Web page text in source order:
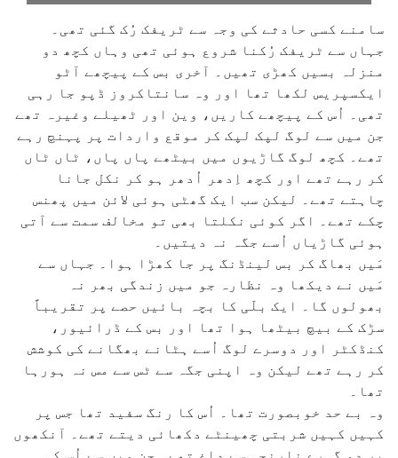
سامنے کسی حادثے کی وجہ سے ٹریفک رُک گئی تھی۔
جہاں سے ٹریفک رُکنا شروع ہوئی تھی وہاں کچھ دو
منزلہ بسیں کھڑی تھیں۔ آخری بس کے پیچھے آٹو
ایکسپریس لکھا تھا اور وہ سانتاکروز ڈپو جا رہی
تھی۔ اُس کے پیچھے کاریں، وین اور ٹھیلے وغیرہ تھے
جن میں سے لوگ لپک لپک کر موقع واردات پر پہنچ رہے
تھے۔ کچھ لوگ گاڑیوں میں بیٹھے پاں پاں، ٹاں ٹاں
کر رہے تھے اور کچھ اِدھر اُدھر ہو کر نکل جانا
چاہتے تھے۔ لیکن سب ایک گھٹی ہوئی لائن میں پھنس
چکے تھے۔ اگر کوئی نکلتا بھی تو مخالف سمت سے آتی
ہوئی گاڑیاں اُسے جگہ نہ دیتیں۔
مَیں بھاگ کر بس لینڈنگ پر جا کھڑا ہوا۔ جہاں سے
مَیں نے دیکھا وہ نظارہ جو میں زندگی بھر نہ
بھولوں گا۔ ایک بلّی کا بچہ بائیں حصے پر تقریباً
سڑک کے بیچ بیٹھا ہوا تھا اور بس کے ڈرائیور،
کنڈکٹر اور دوسرے لوگ اُسے ہٹانے بھگانے کی کوشش
کر رہے تھے لیکن وہ اپنی جگہ سے ٹس سے مس نہ ہورہا
تھا۔
وہ بے حد خوبصورت تھا۔ اُس کا رنگ سفید تھا جس پر
کہیں کہیں شربتی چھینٹے دکھائی دیتے تھے۔ آنکھوں
پر دو گہرے نارنجی سے داغ تھے۔ جن میں سے اُس کی